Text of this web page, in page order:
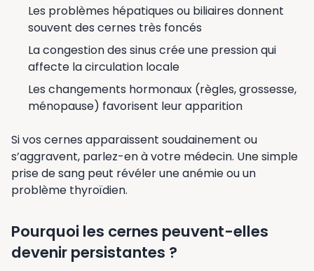
Les problèmes hépatiques ou biliaires donnent
souvent des cernes très foncés
La congestion des sinus crée une pression qui
affecte la circulation locale
Les changements hormonaux (règles, grossesse,
ménopause) favorisent leur apparition
Si vos cernes apparaissent soudainement ou
s’aggravent, parlez-en à votre médecin. Une simple
prise de sang peut révéler une anémie ou un
problème thyroïdien.
Pourquoi les cernes peuvent-elles
devenir persistantes ?